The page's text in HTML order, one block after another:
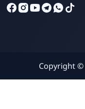
Copyright ©